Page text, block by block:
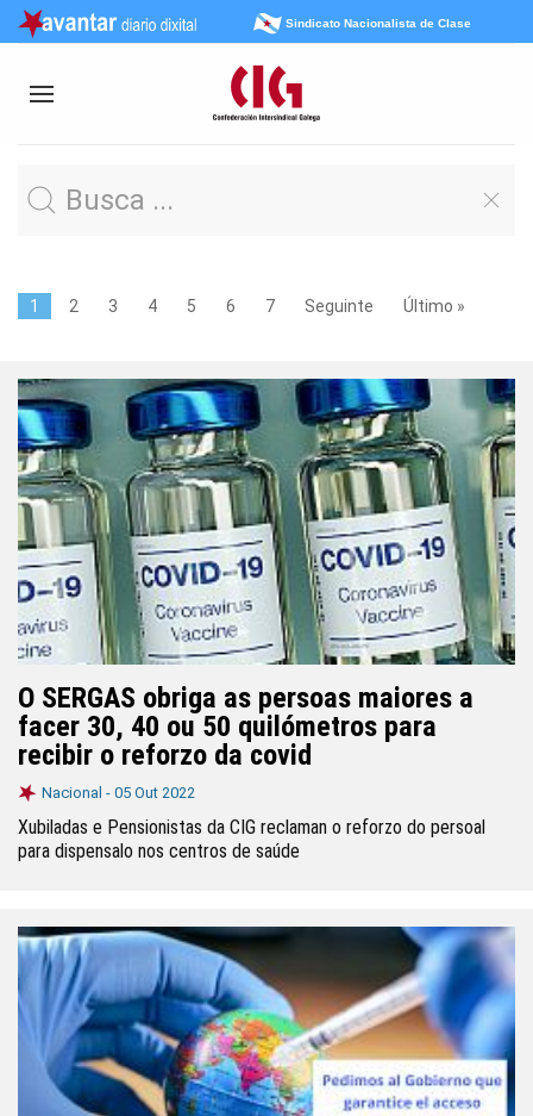
Sindicato Nacionalista de Clase
1 2 3 4 5 6 7 Seguinte Último »
O SERGAS obriga as persoas maiores a
facer 30, 40 ou 50 quilómetros para
recibir o reforzo da covid
Nacional - 05 Out 2022
Xubiladas e Pensionistas da CIG reclaman o reforzo do persoal
para dispensalo nos centros de saúde